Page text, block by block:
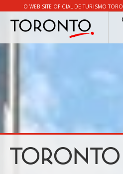
O WEB SITE OFICIAL DE TURISMO